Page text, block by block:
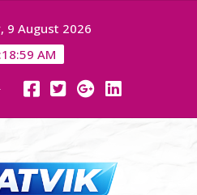
9 August 2026
AM